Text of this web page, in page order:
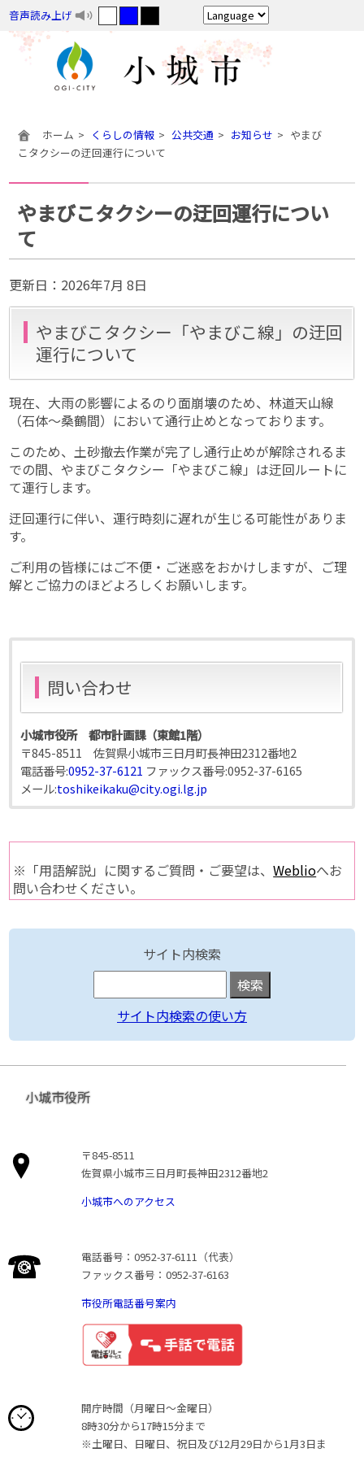
音声読み上げ
ホーム くらしの情報 公共交通 お知らせ
やまび
こタクシーの迂回運行について
やまびこタクシーの迂回運行につい
て
更新日： 2026年7月 8日
やまびこタクシー「やまびこ線」の迂回
運行について
現在、大雨の影響によるのり面崩壊のため、林道天山線
（石体～桑鶴間）において通行止めとなっております。
このため、土砂撤去作業が完了し通行止めが解除されるま
での間、やまびこタクシー「やまびこ線」は迂回ルートに
て運行します。
迂回運行に伴い、運行時刻に遅れが生じる可能性がありま
す。
ご利用の皆様にはご不便・ご迷惑をおかけしますが、ご理
解とご協力のほどよろしくお願いします。
問い合わせ
小城市役所 都市計画課（東館1階）
〒845-8511 佐賀県小城市三日月町長神田2312番地2
電話番号:0952-37-6121 ファックス番号:0952-37-6165
メール:toshikeikaku@city.ogi.lg.jp
※「用語解説」に関するご質問・ご要望は、Weblioへお
問い合わせください。
サイト内検索
サイト内検索の使い方
小城市役所
〒845-8511
佐賀県小城市三日月町長神田2312番地2
小城市へのアクセス
電話番号：0952-37-6111（代表）
ファックス番号：0952-37-6163
市役所電話番号案内
開庁時間（月曜日〜金曜日）
8時30分から17時15分まで
※土曜日、日曜日、祝日及び12月29日から1月3日ま